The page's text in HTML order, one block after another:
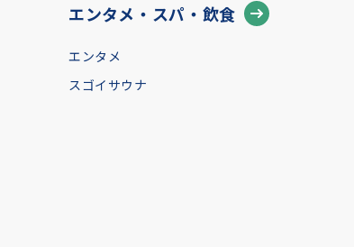
エンタメ・スパ・飲食
エンタメ
スゴイサウナ